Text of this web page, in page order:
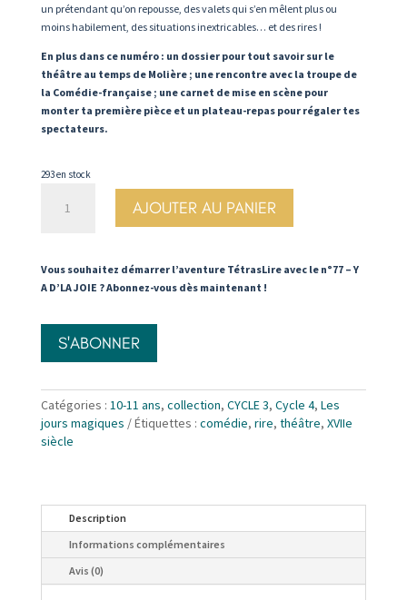
un prétendant qu’on repousse, des valets qui s’en mêlent plus ou
moins habilement, des situations inextricables… et des rires !
En plus dans ce numéro : un dossier pour tout savoir sur le
théâtre au temps de Molière ; une rencontre avec la troupe de
la Comédie-française ; une carnet de mise en scène pour
monter ta première pièce et un plateau-repas pour régaler tes
spectateurs.
293 en stock
a
d'la
Molière
AJOUTER AU PANIER
Vous souhaitez démarrer l’aventure TétrasLire avec le n°77 – Y
A D’LA JOIE ? Abonnez-vous dès maintenant !
S'ABONNER
Catégories : 10-11 ans, collection, CYCLE 3, Cycle 4, Les
jours magiques
Étiquettes : comédie, rire, théâtre, XVIIe
siècle
Description
Informations complémentaires
Avis (0)